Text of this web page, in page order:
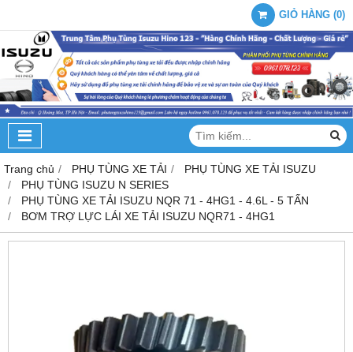
GIỎ HÀNG (0)
Trang chủ PHỤ TÙNG XE TẢI
PHỤ TÙNG XE TẢI ISUZU
PHỤ TÙNG ISUZU N SERIES
PHỤ TÙNG XE TẢI ISUZU NQR 71 - 4HG1 - 4.6L - 5 TẤN
BƠM TRỢ LỰC LÁI XE TẢI ISUZU NQR71 - 4HG1